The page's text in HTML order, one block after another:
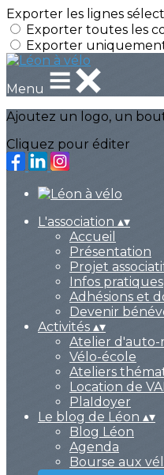
Exporter les lignes
Exporter toutes les
Exporter
Menu
Ajoutez un logo, un
Cliquez pour éditer
L'association ▴▾
Accueil
Présentation
Projet
Infos pratiques
Adhésions et
Devenir
Activités ▴▾
Atelier d'auto-
Vélo-école
Ateliers
Location de
PlaIdoyer
Le blog de Léon ▴▾
Blog Léon
Agenda
Bourse aux